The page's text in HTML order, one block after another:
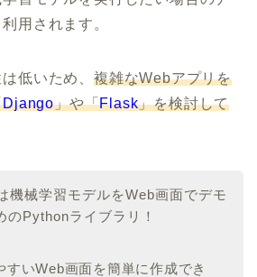
用されます。
低いため、 複雑なWebアプリを
Django」や「Flask」を検討して
機械学習モデルをWeb画面でデモ
のPythonライブラリ！
すいWeb画面を簡単に作成でき